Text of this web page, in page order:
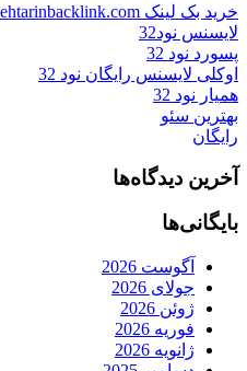
خرید بک لینک behtarinbacklink.com
لایسنس نود32
پسورد نود 32
اوکلی لایسنس رایگان نود 32
همیار نود 32
بهترین سئو
رایگان
آخرین دیدگاه‌ها
بایگانی‌ها
آگوست 2026
جولای 2026
ژوئن 2026
فوریه 2026
ژانویه 2026